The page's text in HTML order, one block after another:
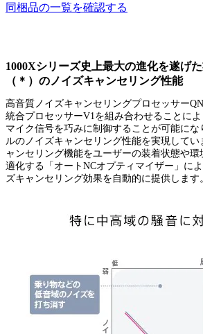
同梱品の一覧を確認する
1000Xシリーズ史上最大の進化を遂げ
（＊）のノイズキャンセリング性能
高音質ノイズキャンセリングプロセッサー
統合プロセッサーV1を組み合わせることに
マイク信号を巧みに制御することが可能に
ルのノイズキャンセリング性能を実現して
ャンセリング機能をユーザーの装着状態や
適化する「オートNCオプティマイザー」に
ズキャンセリング効果を自動的に提供します